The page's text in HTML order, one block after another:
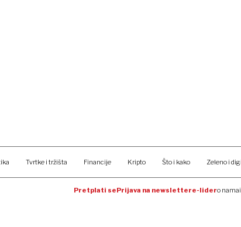
Tvrtke i tržišta Financije Kripto Što i kako Zeleno i
Pretplati sePrijava na newslettere-lidero nama